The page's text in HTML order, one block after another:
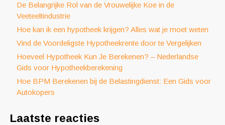
De Belangrijke Rol van de Vrouwelijke Koe in de
Veeteeltindustrie
Hoe kan ik een hypotheek krijgen? Alles wat je moet weten
Vind de Voordeligste Hypotheekrente door te Vergelijken
Hoeveel Hypotheek Kun Je Berekenen? – Nederlandse
Gids voor Hypotheekberekening
Hoe BPM Berekenen bij de Belastingdienst: Een Gids voor
Autokopers
Laatste reacties